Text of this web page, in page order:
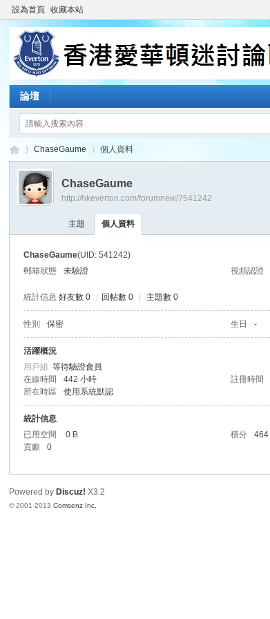
設為首頁 收藏本站
論壇
›
ChaseGaume 個人資料
ChaseGaume
http://hkeverton.com/forumnew/?541242
主題 個人資料
ChaseGaume(UID: 541242)
郵箱狀態
未驗證 視頻認證
統計信息 好友數 0 回帖數 0 主題數 0
性別 保密 生日 -
活躍概況
用戶組等待驗證會員
在線時間
442 小時 註冊時間
所在時區
使用系統默認
統計信息
已用空間
0 B 積分 464
貢獻
0
Powered by Discuz! X3.2
© 2001-2013Comsenz Inc.